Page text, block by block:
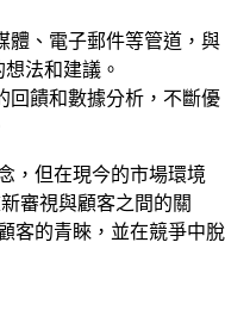
體、電子郵件等管道，與
法和建議。
回饋和數據分析，不斷優
，但在現今的市場環境
審視與顧客之間的關
客的青睞，並在競爭中脫